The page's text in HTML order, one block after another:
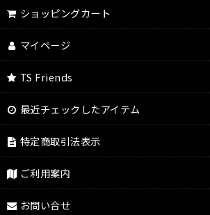
ショッピングカート
マイページ
TS Friends
最近チェックしたアイテム
特定商取引法表示
ご利用案内
お問い合せ